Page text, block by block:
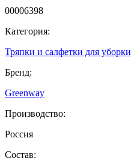
00006398
Категория:
Тряпки и салфетки для уборки
Бренд:
Greenway
Производство:
Россия
Состав: